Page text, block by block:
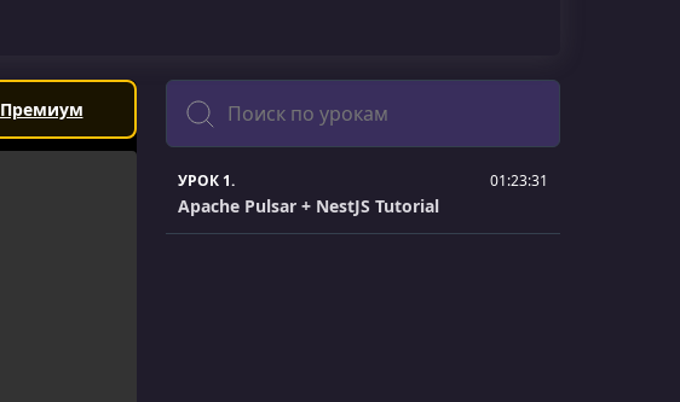
Премиум
Поиск
УРОК 1. 01:23:31
Apache Pulsar + NestJS Tutorial